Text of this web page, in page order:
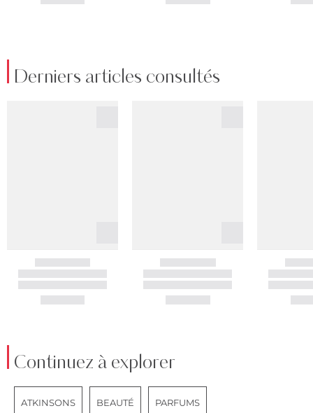
Derniers articles consultés
Continuez à explorer
ATKINSONS BEAUTÉ PARFUMS